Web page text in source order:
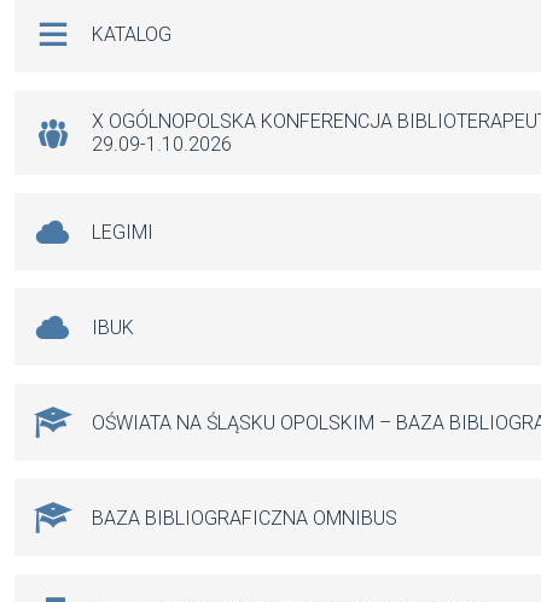
o
k
p
KATALOG
X OGÓLNOPOLSKA KONFERENCJA
29.09-1.10.2026
LEGIMI
IBUK
OŚWIATA NA ŚLĄSKU OPOLSKIM – BAZA
BAZA BIBLIOGRAFICZNA OMNIBUS